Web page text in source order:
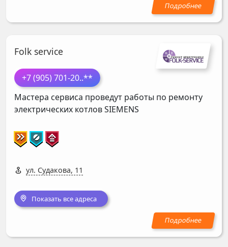
Folk service
+7 (905) 701-20..**
Мастера сервиса проведут работы по ремонту
электрических котловSIEMENS
ул. Судакова, 11
Показать все адреса